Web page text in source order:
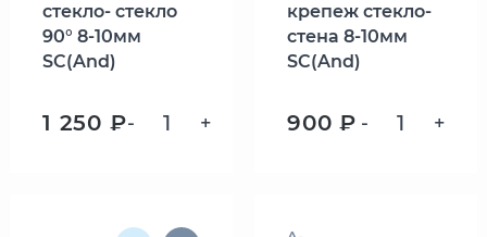
стекло- стекло
90° 8-10мм
SC(And)
1 250 ₽- +
крепеж стекло-
стена 8-10мм
SC(And)
900 ₽ - +